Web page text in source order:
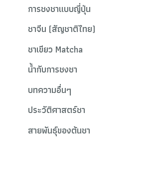
การชงชาแบบญี่ปุ่น
ชาจีน (สัญชาติไทย)
ชาเขียว Matcha
น้ำกับการชงชา
บทความอื่นๆ
ประวัติศาสตร์ชา
สายพันธุ์ของต้นชา